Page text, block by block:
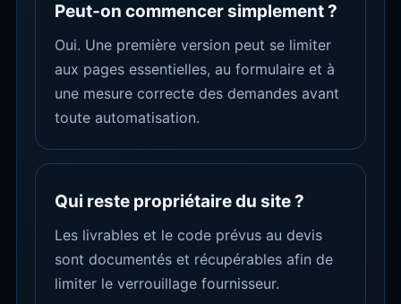
Peut-on commencer simplement ?
Oui. Une première version peut se limiter
aux pages essentielles, au formulaire et à
une mesure correcte des demandes avant
toute automatisation.
Qui reste propriétaire du site ?
Les livrables et le code prévus au devis
sont documentés et récupérables afin de
limiter le verrouillage fournisseur.